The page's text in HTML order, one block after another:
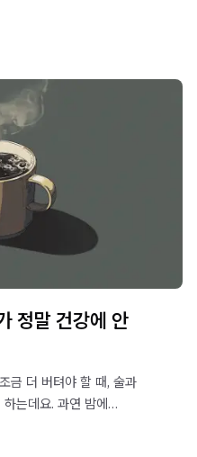
정말 건강에 안
금 더 버텨야 할 때, 술과
는데요. 과연 밤에
이 질문에 대한 답변을